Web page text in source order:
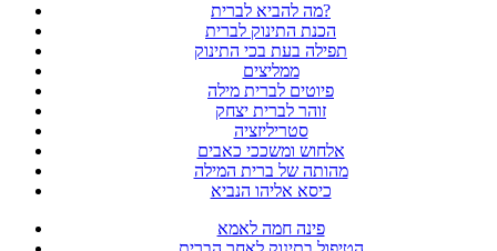
מה להביא לברית?
הכנת התינוק לברית
תפילה בעת בכי התינוק
ממליצים
פיוטים לברית מילה
זוהר לברית יצחק
סטריליזציה
אלחוש ומשככי כאבים
מהותה של ברית המילה
כיסא אליהו הנביא
פינה חמה לאמא